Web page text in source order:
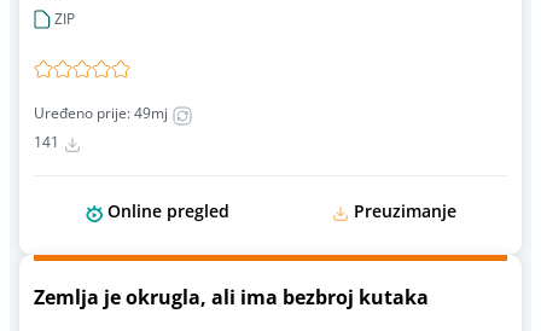
ZIP
Uređeno prije: 49mj
141
Online pregled Preuzimanje
Zemlja je okrugla, ali ima bezbroj kutaka